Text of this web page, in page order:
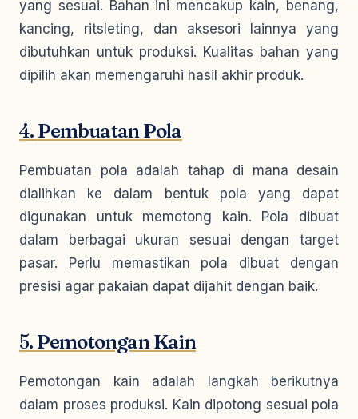
yang sesuai. Bahan ini mencakup kain, benang,
kancing, ritsleting, dan aksesori lainnya yang
dibutuhkan untuk produksi. Kualitas bahan yang
dipilih akan memengaruhi hasil akhir produk.
4. Pembuatan Pola
Pembuatan pola adalah tahap di mana desain
dialihkan ke dalam bentuk pola yang dapat
digunakan untuk memotong kain. Pola dibuat
dalam berbagai ukuran sesuai dengan target
pasar. Perlu memastikan pola dibuat dengan
presisi agar pakaian dapat dijahit dengan baik.
5. Pemotongan Kain
Pemotongan kain adalah langkah berikutnya
dalam proses produksi. Kain dipotong sesuai pola